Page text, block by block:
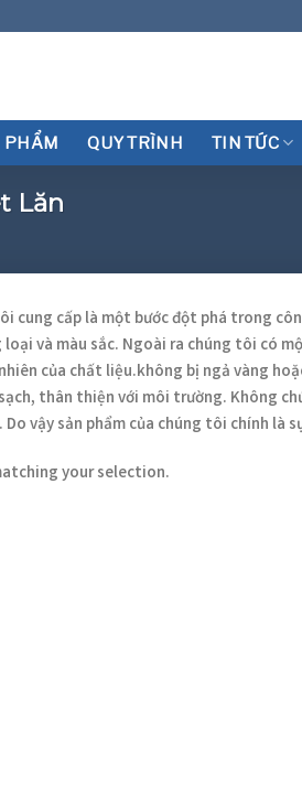
PHẨM QUY TRÌNH TIN TỨC
Lăn
cung cấp là một bước đột phá trong
và màu sắc. Ngoài ra chúng tôi có
của chất liệu.không bị ngả vàng
thân thiện với môi trường. Không
vậy sản phẩm của chúng tôi chính là
your selection.